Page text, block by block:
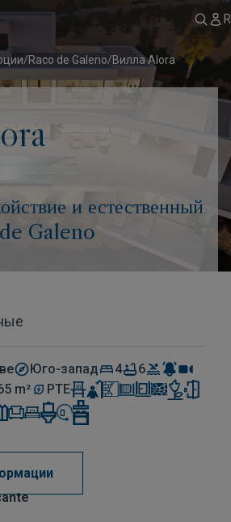
/Raco de Galeno/Вилла Alora
и естественный
de Galeno
Юго-запад 4
6
m² PTE